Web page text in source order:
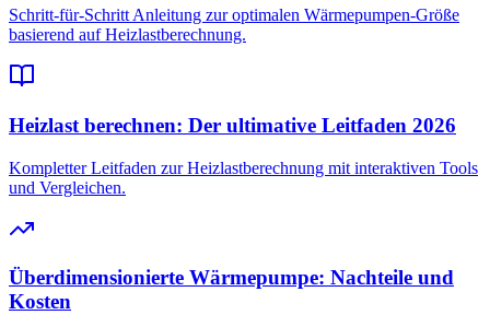
Schritt-für-Schritt Anleitung zur optimalen Wärmepumpen-Größe
basierend auf Heizlastberechnung.
Heizlast berechnen: Der ultimative Leitfaden 2026
Kompletter Leitfaden zur Heizlastberechnung mit interaktiven Tools
und Vergleichen.
Überdimensionierte Wärmepumpe: Nachteile und
Kosten